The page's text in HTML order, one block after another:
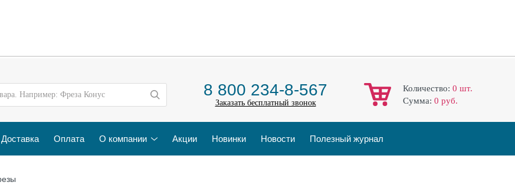
8 800 234-8-567
Заказать бесплатный звонок
Количество: 0 шт.
Cумма: 0 руб.
Доставка Оплата О компании Акции Новинки Новости Полезный журнал